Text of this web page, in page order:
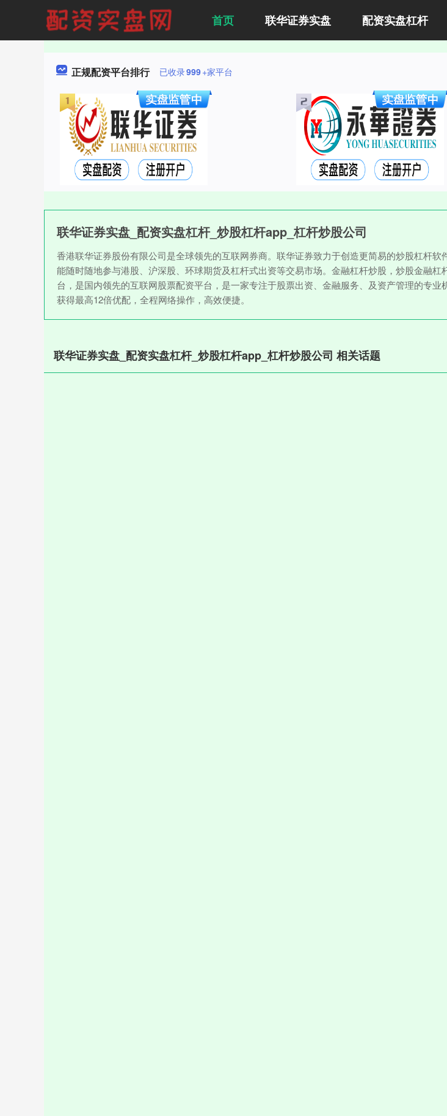
首页 联华证券实盘 配资实盘杠杆
正规配资平台排行 已收录999+家平台
联华证券实盘_配资实盘杠杆_炒股杠杆app_杠杆炒股公司
香港联华证券股份有限公司是全球领先的互联网券商。联华证券致力于创造更简易的炒股杠杆
能随时随地参与港股、沪深股、环球期货及杠杆式出资等交易市场。金融杠杆炒股，炒股金融
台，是国内领先的互联网股票配资平台，是一家专注于股票出资、金融服务、及资产管理的专
获得最高12倍优配，全程网络操作，高效便捷。
联华证券实盘_配资实盘杠杆_炒股杠杆app_杠杆炒股公司 相关话题